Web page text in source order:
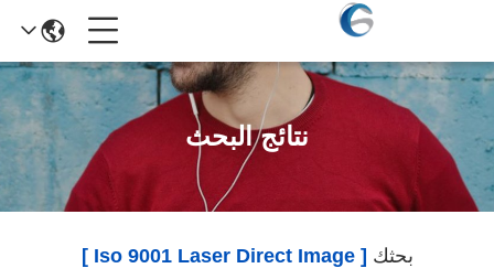
نتائج البحث
بحثك [ Iso 9001 Laser Direct Image ]